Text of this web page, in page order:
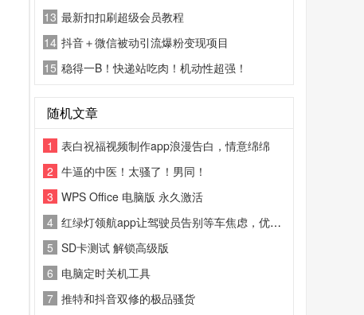
13 最新扣扣刷超级会员教程
14 抖音＋微信被动引流爆粉变现项目
15 稳得一B！快递站吃肉！机动性超强！
随机文章
1
表白祝福视频制作app浪漫告白，情意绵绵
2 牛逼的中医！太骚了！男同！
3 WPS Office 电脑版 永久激活
4 红绿灯领航app让驾驶员告别等车焦虑，优化驾驶节奏，助力车辆轻松过灯
5 SD卡测试 解锁高级版
6 电脑定时关机工具
7 推特和抖音双修的极品骚货